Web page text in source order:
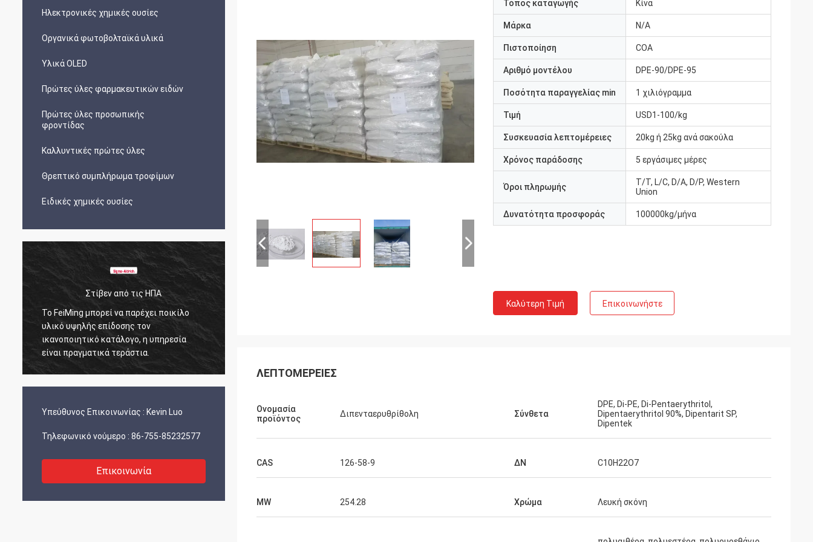
Ηλεκτρονικές χημικές ουσίες
Οργανικά φωτοβολταϊκά υλικά
Υλικά OLED
Πρώτες ύλες φαρμακευτικών ειδών
Πρώτες ύλες προσωπικής
φροντίδας
Καλλυντικές πρώτες ύλες
Θρεπτικό συμπλήρωμα τροφίμων
Ειδικές χημικές ουσίες
Στίβεν από τις ΗΠΑ
Το FeiMing μπορεί να παρέχει ποικίλο
υλικό υψηλής επίδοσης τον
ικανοποιητικό κατάλογο, η υπηρεσία
είναι πραγματικά τεράστια.
Λάρα Σένκ από το Βέλγιο
Είναι καταπληκτικό ότι η υπηρεσία
Υπεύθυνος Επικοινωνίας : Kevin Luo
Τηλεφωνικό νούμερο : 86-755-85232577
Επικοινωνία
Τόπος καταγωγής Κίνα
Μάρκα N/A
Πιστοποίηση COA
Αριθμό μοντέλου DPE-90/DPE-95
Ποσότητα παραγγελίας min 1 χιλιόγραμμα
Τιμή USD1-100/kg
Συσκευασία λεπτομέρειες 20kg ή 25kg ανά σακούλα
Χρόνος παράδοσης 5 εργάσιμες μέρες
Όροι πληρωμής
T/T, L/C, D/A, D/P, Western
Union
Δυνατότητα προσφοράς 100000kg/μήνα
Καλύτερη Τιμή Επικοινωνήστε
ΛΕΠΤΟΜΈΡΕΙΕΣ
Ονομασία
προϊόντος
Διπενταερυθρίθολη Σύνθετα
DPE, Di-PE, Di-Pentaerythritol,
Dipentaerythritol 90%, Dipentarit SP,
Dipentek
CAS 126-58-9 ΔΝ C10H22O7
MW 254.28 Χρώμα Λευκή σκόνη